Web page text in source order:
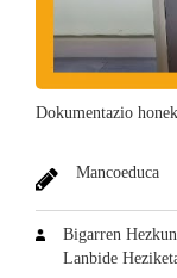
Dokumentazio
Mancoeduca
Bigarren
Lanbide